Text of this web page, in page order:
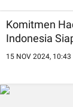
Komitmen
Indonesia
15 NOV 2024, 10:43